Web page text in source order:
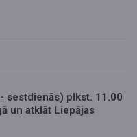
sestdienās) plkst. 11.00
un atklāt Liepājas